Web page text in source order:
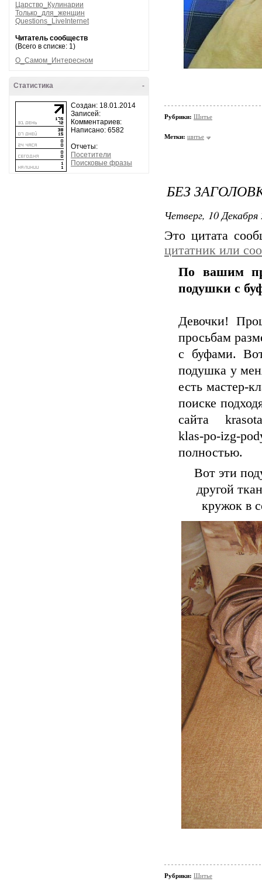
Царство_Кулинарии
Только_для_женщин
Questions_LiveInternet
Читатель сообществ
(Всего в списке: 1)
О_Самом_Интересном
-
Статистика
Создан: 18.01.2014
Записей:
Комментариев:
Написано: 6582
Отчеты:
Посетители
Поисковые фразы
Рубрики: Шитье
Метки: шитье
БЕЗ
Четверг, 10
Это цитата
цитатник или
По вашим
подушки с
Девочки!
просьбам
с буфами.
подушка у
есть мастер-
поиске
сайта
klas-po-izg-
полностью.
Вот эти
другой
кружок в
Рубрики: Шитье